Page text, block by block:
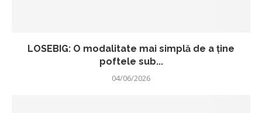
LOSEBIG: O modalitate mai simplă de a ține
poftele sub...
04/06/2026